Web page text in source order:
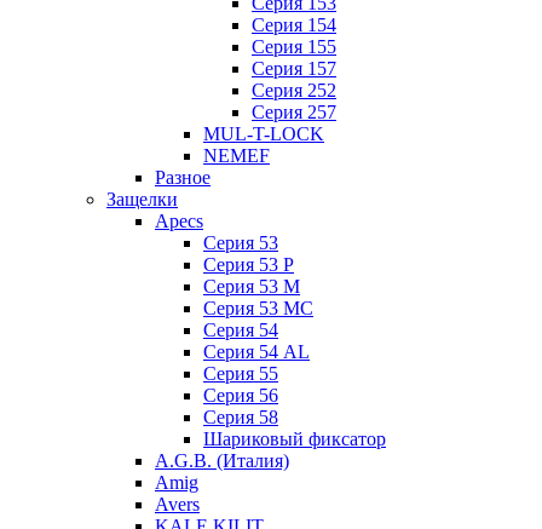
Серия 154
Серия 155
Серия 157
Серия 252
Серия 257
MUL-T-LOCK
NEMEF
Разное
Защелки
Apecs
Серия 53
Серия 53 P
Серия 53 М
Серия 53 МC
Серия 54
Серия 54 AL
Серия 55
Серия 56
Серия 58
Шариковый фиксатор
A.G.B. (Италия)
Amig
Avers